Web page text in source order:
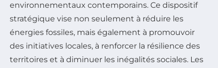
environnementaux contemporains. Ce dispositif
stratégique vise non seulement à réduire les
énergies fossiles, mais également à promouvoir
des initiatives locales, à renforcer la résilience des
territoires et à diminuer les inégalités sociales. Les